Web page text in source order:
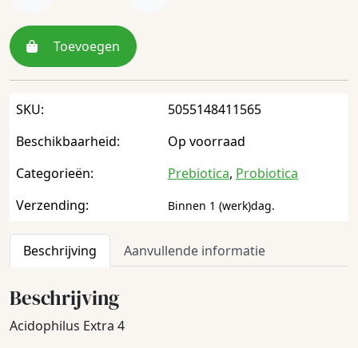
Toevoegen
SKU:
5055148411565
Beschikbaarheid:
Op voorraad
Categorieën:
Prebiotica, Probiotica
Verzending:
Binnen 1 (werk)dag.
Beschrijving Aanvullende informatie
Beschrijving
Acidophilus Extra 4